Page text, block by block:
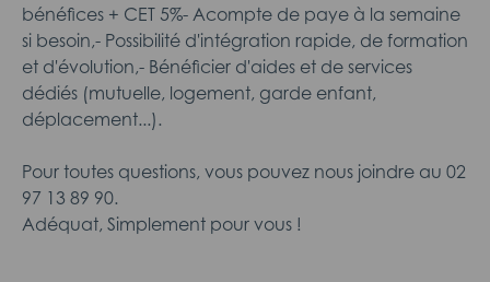
bénéfices + CET 5%- Acompte de paye à la semaine
si besoin,- Possibilité d'intégration rapide, de formation
et d'évolution,- Bénéficier d'aides et de services
dédiés (mutuelle, logement, garde enfant,
déplacement...).
Pour toutes questions, vous pouvez nous joindre au 02
97 13 89 90.
Adéquat, Simplement pour vous !